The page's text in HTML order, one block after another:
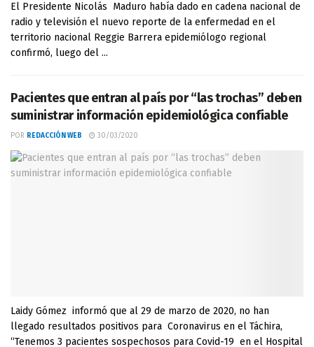
El Presidente Nicolás Maduro había dado en cadena nacional de
radio y televisión el nuevo reporte de la enfermedad en el
territorio nacional Reggie Barrera epidemiólogo regional
confirmó, luego del ...
Pacientes que entran al país por “las trochas” deben
suministrar información epidemiológica confiable
POR REDACCIÓN WEB 30/03/2020
Laidy Gómez informó que al 29 de marzo de 2020, no han
llegado resultados positivos para Coronavirus en el Táchira,
“Tenemos 3 pacientes sospechosos para Covid-19 en el Hospital